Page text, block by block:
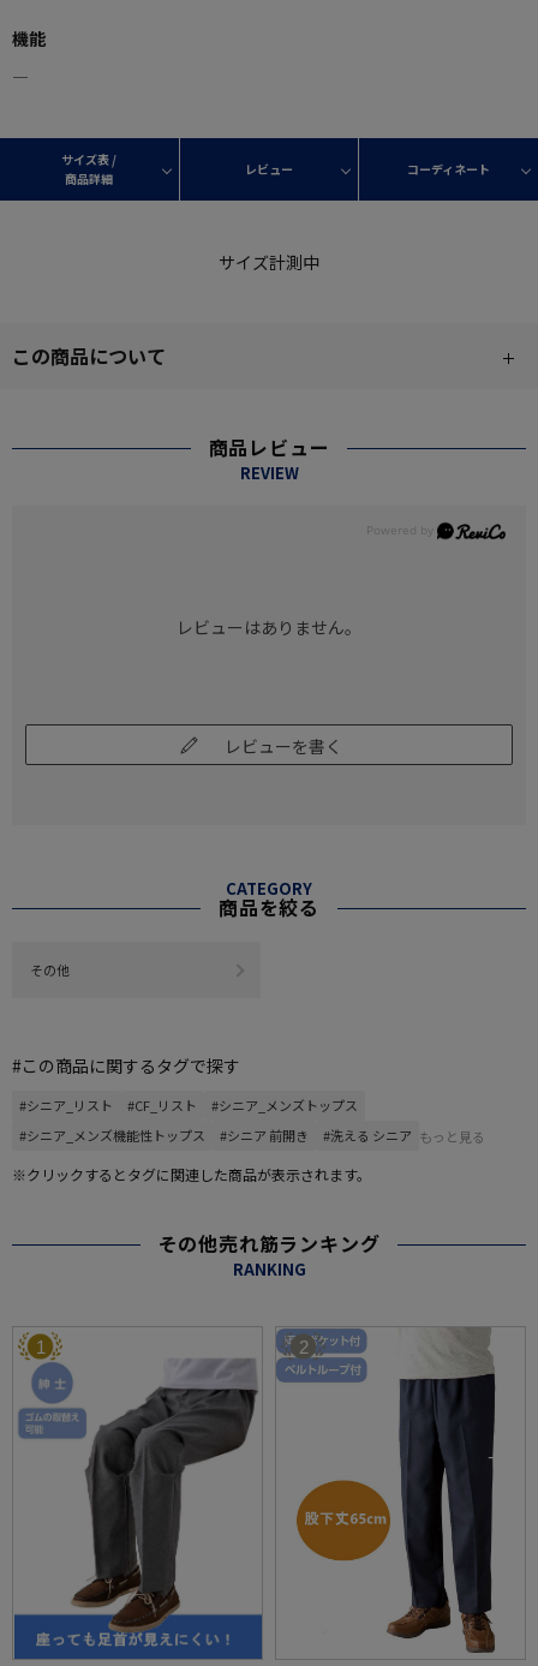
機能
―
サイズ表 /
商品詳細
レビュー コーディネート
サイズ計測中
この商品について
商品レビュー
REVIEW
レビューはありません。
レビューを書く
CATEGORY
商品を絞る
その他
#この商品に関するタグで探す
#シニア_リスト #CF_リスト
#シニア_メンズトップス
#シニア_メンズ機能性トップス
#シニア 前開き #洗える シニア もっと見る
※クリックするとタグに関連した商品が表示されます。
その他売れ筋ランキング
RANKING
1 2